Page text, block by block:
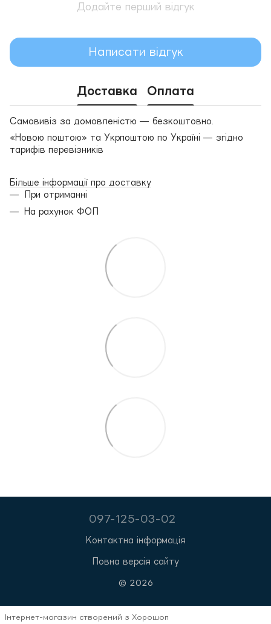
Додайте перший відгук
Написати відгук
Доставка Оплата
Самовивіз за домовленістю — безкоштовно.
«Новою поштою» та Укрпоштою по Україні — згідно
тарифів перевізників
Більше інформації про доставку
При отриманні
На рахунок ФОП
097-125-03-02
Контактна інформація
Повна версія сайту
© 2026
Інтернет-магазин створений з Хорошоп